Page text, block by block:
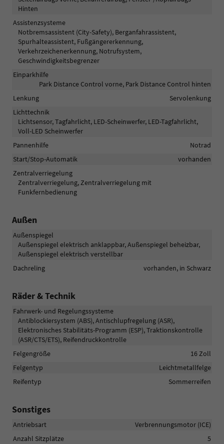
Hinten
Assistenzsysteme
Notbremsassistent (City-Safety), Berganfahrassistent,
Spurhalteassistent, Fußgängererkennung,
Verkehrzeichenerkennung, Notrufsystem,
Geschwindigkeitsbegrenzer
Einparkhilfe
Park Distance Control vorne, Park Distance Control hinten
Lenkung
Servolenkung
Lichttechnik
Lichtsensor, Tagfahrlicht, LED-Scheinwerfer, LED-Tagfahrlicht,
Voll-LED Scheinwerfer
Pannenhilfe
Notrad
Start/Stop-Automatik
vorhanden
Zentralverriegelung
Zentralverriegelung, Zentralverriegelung mit
Funkfernbedienung
Außen
Außenspiegel
Außenspiegel elektrisch anklappbar, Außenspiegel beheizbar,
Außenspiegel elektrisch verstellbar
Dachreling
vorhanden, in Schwarz
Räder & Technik
Fahrwerk- und Regelungssysteme
Antiblockiersystem (ABS), Antischlupfregelung (ASR),
Elektronisches Stabilitäts-Programm (ESP), Traktionskontrolle
(ASR/CTS/ETS), Reifendruckkontrolle
Felgengröße
16 Zoll
Felgentyp
Leichtmetallfelge
Reifentyp
Sommerreifen
Sonstiges
Antriebsart
Verbrennungsmotor (ICE)
Anzahl Sitzplätze
5